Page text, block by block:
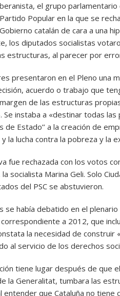
el grupo parlamentario
Popular en la que se
catalán de cara a una
los diputados socialistas
estructuras, al parecer por
presentaron en el Pleno una
acuerdo o trabajo que
margen de las estructuras
Se instaba a «destinar todas
de Estado’’ a la creación de
la lucha contra la pobreza y la
fue rechazada con los votos
socialista Marina Geli. Solo
del PSC se abstuvieron.
se había debatido en el
a 2012, que
la necesidad de
al servicio de los derechos
tiene lugar después de que
la Generalitat, tumbara las
entender que Cataluña no tiene